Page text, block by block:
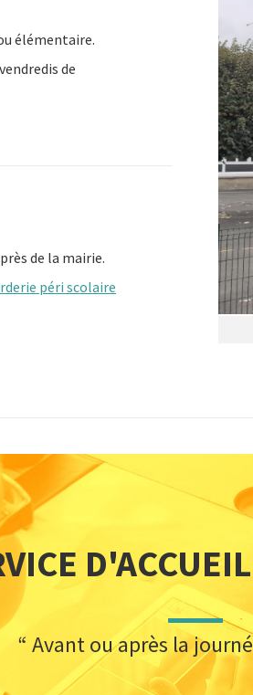
élémentaire.
de
de la mairie.
péri scolaire
“ Avant ou après la